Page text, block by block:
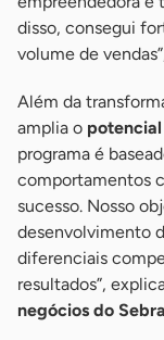
disso, consegui
volume de
Além da
amplia o
programa é
comportamentos
sucesso. Nosso
desenvolvimento
diferenciais
resultados”,
negócios do